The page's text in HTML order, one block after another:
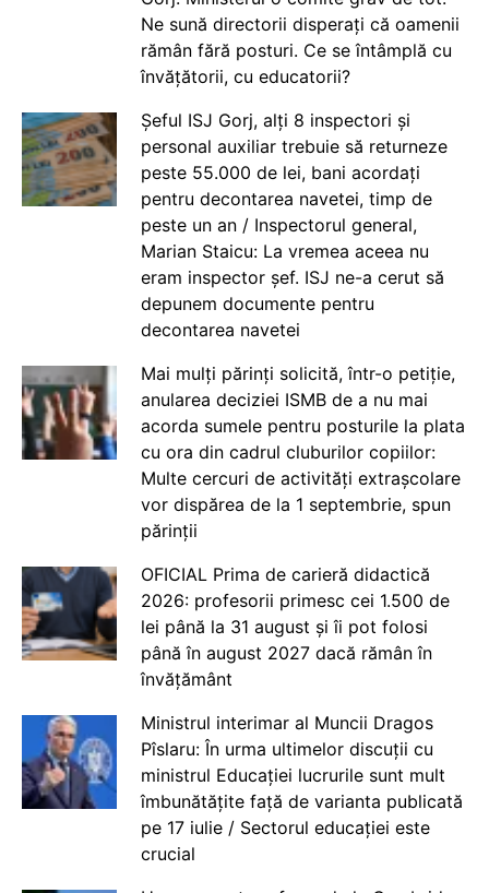
Ne sună directorii disperați că oamenii
rămân fără posturi. Ce se întâmplă cu
învățătorii, cu educatorii?
Șeful ISJ Gorj, alți 8 inspectori și
personal auxiliar trebuie să returneze
peste 55.000 de lei, bani acordați
pentru decontarea navetei, timp de
peste un an / Inspectorul general,
Marian Staicu: La vremea aceea nu
eram inspector șef. ISJ ne-a cerut să
depunem documente pentru
decontarea navetei
Mai mulți părinți solicită, într-o petiție,
anularea deciziei ISMB de a nu mai
acorda sumele pentru posturile la plata
cu ora din cadrul cluburilor copiilor:
Multe cercuri de activități extrașcolare
vor dispărea de la 1 septembrie, spun
părinții
OFICIAL Prima de carieră didactică
2026: profesorii primesc cei 1.500 de
lei până la 31 august și îi pot folosi
până în august 2027 dacă rămân în
învățământ
Ministrul interimar al Muncii Dragos
Pîslaru: În urma ultimelor discuții cu
ministrul Educației lucrurile sunt mult
îmbunătățite față de varianta publicată
pe 17 iulie / Sectorul educației este
crucial